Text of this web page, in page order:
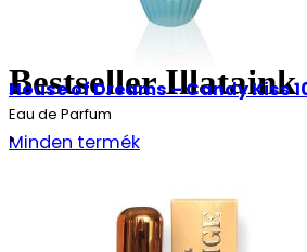
House of Dreams – Candy Kiss
Eau de Parfum
•
Bestseller Illataink
Minden termék